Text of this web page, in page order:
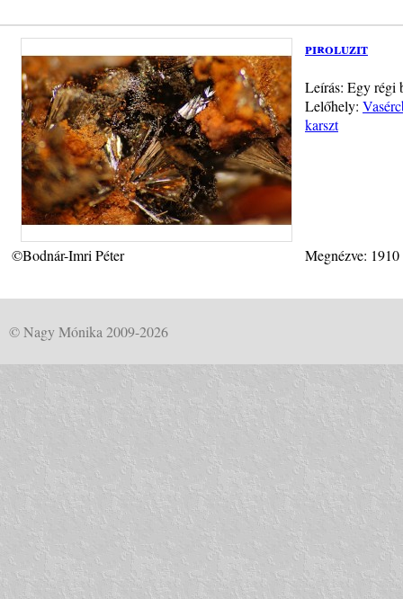
piroluzit
Leírás: Egy régi
Lelőhely:
karszt
©Bodnár-Imri Péter Megnézve:
© Nagy Mónika 2009-2026